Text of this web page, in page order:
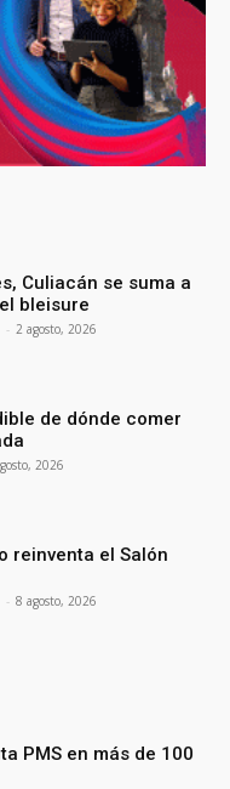
Culiacán se suma a
bleisure
- 2 agosto, 2026
de dónde comer
2026
reinventa el Salón
- 8 agosto, 2026
PMS en más de 100